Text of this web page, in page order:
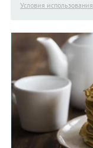
Условия использования